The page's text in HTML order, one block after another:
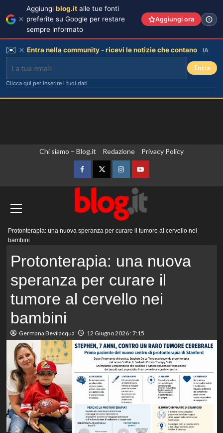
Chi siamo – Blog.it Redazione Privacy Policy
FacebookTwitterInstagramYouTube
principale
Protonterapia: una nuova speranza per curare il tumore al cervello nei
bambini
Protonterapia: una nuova
speranza per curare il
tumore al cervello nei
bambini
Germana Bevilacqua 12 Giugno 2026 : 7:15
Aggiungi blog.it alle tue fonti
preferite su Google per restare
sempre informato
Aggiungi ora
✉️ Entra nella community - ricevi le notizie che contano IA
Entra
Clicca qui per inserire i tuoi dati